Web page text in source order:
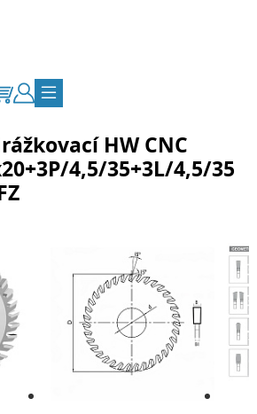
Zákaznický účet
Přepnout navigaci
HW CNC
4,5/35+3L/4,5/35